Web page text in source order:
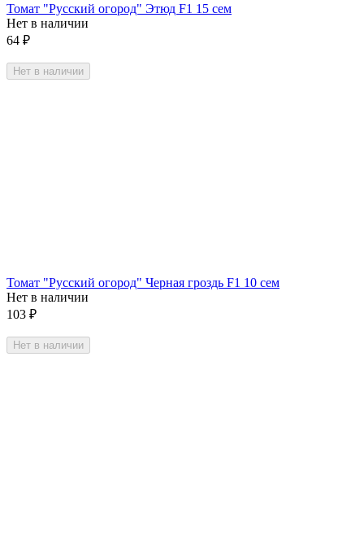
Томат "Русский огород" Этюд F1 15 сем
Нет в наличии
64 ₽
Нет в наличии
Томат "Русский огород" Черная гроздь F1 10 сем
Нет в наличии
103 ₽
Нет в наличии